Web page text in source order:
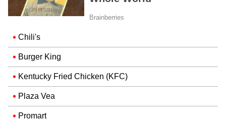
Chili's
Burger King
Kentucky Fried Chicken (KFC)
Plaza Vea
Promart